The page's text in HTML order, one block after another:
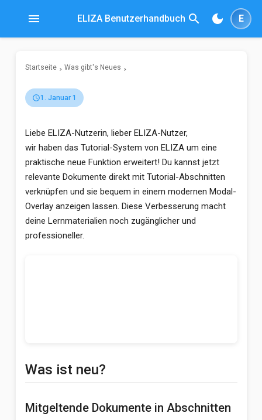
menu ELIZA Benutzerhandbuch search dark_mode E
Startseite Was gibt's Neues
schedule1. Januar 1
Liebe ELIZA-Nutzerin, lieber ELIZA-Nutzer,
wir haben das Tutorial-System von ELIZA um eine
praktische neue Funktion erweitert! Du kannst jetzt
relevante Dokumente direkt mit Tutorial-Abschnitten
verknüpfen und sie bequem in einem modernen Modal-
Overlay anzeigen lassen. Diese Verbesserung macht
deine Lernmaterialien noch zugänglicher und
professioneller.
Was ist neu?
Mitgeltende Dokumente in Abschnitten